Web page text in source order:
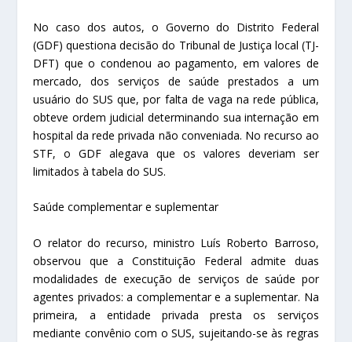
No caso dos autos, o Governo do Distrito Federal
(GDF) questiona decisão do Tribunal de Justiça local (TJ-
DFT) que o condenou ao pagamento, em valores de
mercado, dos serviços de saúde prestados a um
usuário do SUS que, por falta de vaga na rede pública,
obteve ordem judicial determinando sua internação em
hospital da rede privada não conveniada. No recurso ao
STF, o GDF alegava que os valores deveriam ser
limitados à tabela do SUS.
Saúde complementar e suplementar
O relator do recurso, ministro Luís Roberto Barroso,
observou que a Constituição Federal admite duas
modalidades de execução de serviços de saúde por
agentes privados: a complementar e a suplementar. Na
primeira, a entidade privada presta os serviços
mediante convênio com o SUS, sujeitando-se às regras